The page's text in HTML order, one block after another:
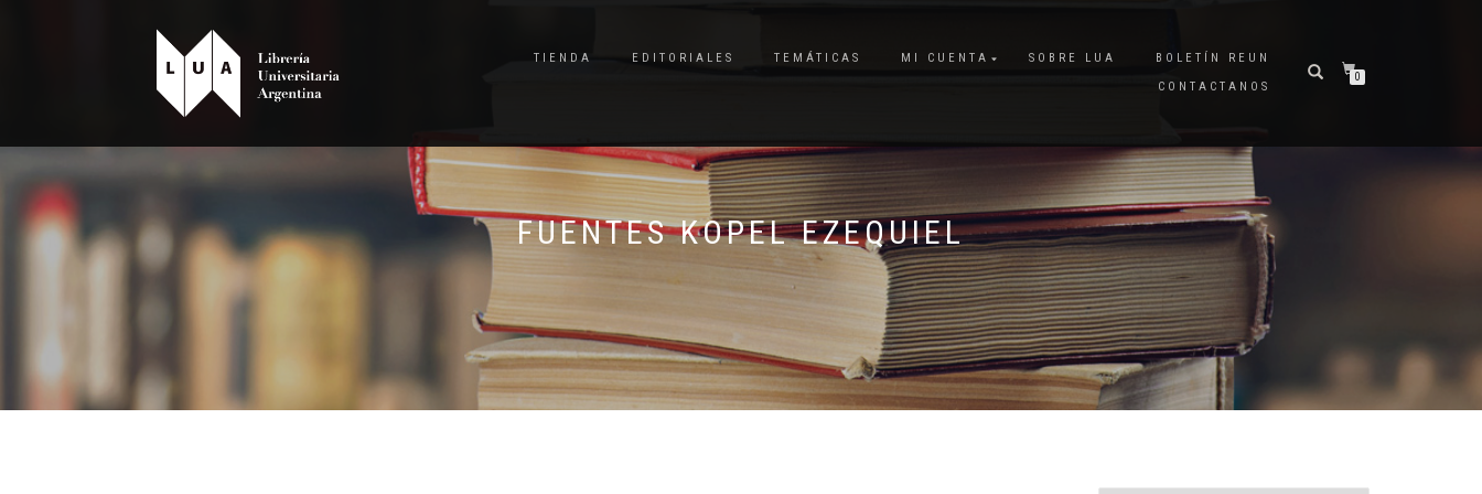
TIENDA EDITORIALES TEMÁTICAS MI CUENTA SOBRE LUA
BOLETÍN REUN
CONTACTANOS
0
FUENTES KOPEL EZEQUIEL